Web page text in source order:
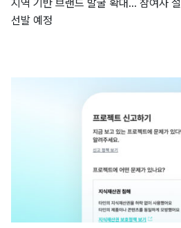
지역 기반 브랜드 발굴 확대… 참여사
선발 예정